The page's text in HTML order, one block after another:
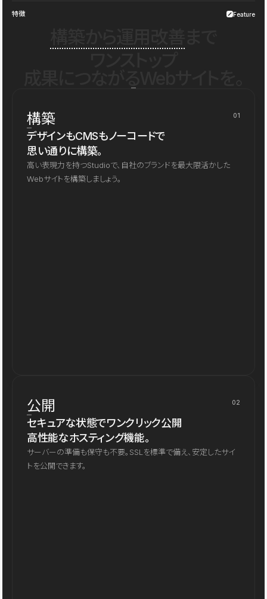
特徴 Feature
構築 01
デザインもCMSもノーコードで
思い通りに構築。
高い表現力を持つStudioで、自社のブランドを最大限活かした
Webサイトを構築しましょう。
公開 02
セキュアな状態でワンクリック公開
高性能なホスティング機能。
サーバーの準備も保守も不要。SSLを標準で備え、安定したサイ
トを公開できます。